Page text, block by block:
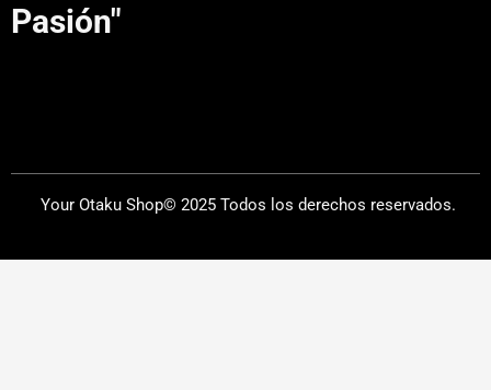
Pasión"
Your Otaku Shop© 2025 Todos los derechos reservados.